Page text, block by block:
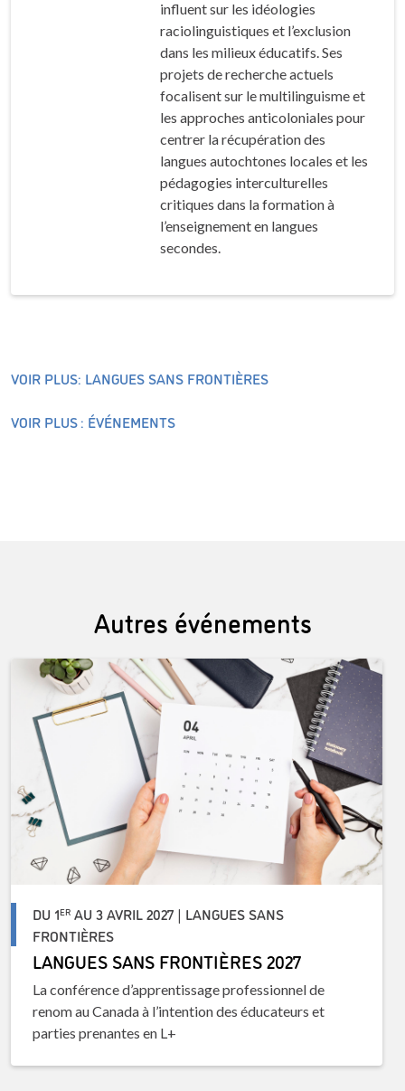
influent sur les idéologies
raciolinguistiques et l’exclusion
dans les milieux éducatifs. Ses
projets de recherche actuels
focalisent sur le multilinguisme et
les approches anticoloniales pour
centrer la récupération des
langues autochtones locales et les
pédagogies interculturelles
critiques dans la formation à
l’enseignement en langues
secondes.
VOIR PLUS: LANGUES SANS FRONTIÈRES
VOIR PLUS : ÉVÉNEMENTS
Autres événements
DU 1ER AU 3 AVRIL 2027 | LANGUES SANS
FRONTIÈRES
LANGUES SANS FRONTIÈRES 2027
La conférence d’apprentissage professionnel de
renom au Canada à l’intention des éducateurs et
parties prenantes en L+